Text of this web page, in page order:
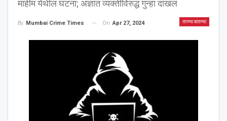
माहीम येथील घटना; अज्ञात व्यक्तीविरुद्ध गुन्हा दाखल
ताज्या बातम्या
By Mumbai Crime Times On Apr 27, 2024